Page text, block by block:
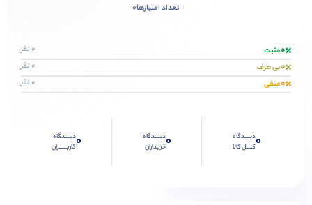
تعداد امتیازها0
0مثبت 0 نفر
0بی طرف 0 نفر
0منفی 0 نفر
0دیــــدگاه
کــــل کالا
0دیــــدگاه
خریداران
0دیــــدگاه
کاربـــــران